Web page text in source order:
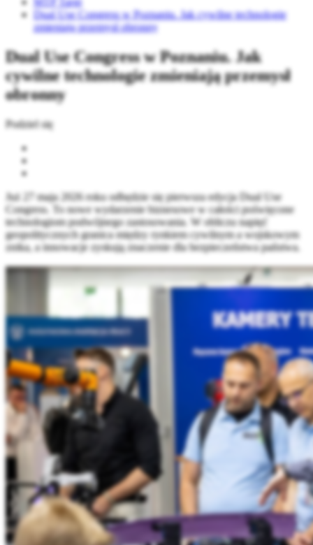
Dual Use Congress w Poznaniu. Jak cywilne technologie
zmieniają przemysł obronny
Dual Use Congress w Poznaniu. Jak
cywilne technologie zmieniają przemysł
obronny
Podziel się
Już 27 maja 2026 roku odbędzie się pierwsza edycja Dual Use
Congress. To nowe wydarzenie biznesowe w całości poświęcone
technologiom podwójnego zastosowania. W obliczu napięć
geopolitycznych granica między rynkiem cywilnym a wojskowym
znika, a innowacje zyskują znaczenie dla bezpieczeństwa państwa.